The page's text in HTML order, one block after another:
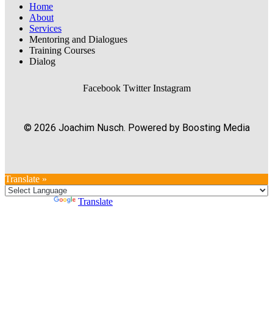
Home
About
Services
Mentoring and Dialogues
Training Courses
Dialog
Facebook Twitter Instagram
© 2026 Joachim Nusch. Powered by Boosting Media
Translate »
Translate